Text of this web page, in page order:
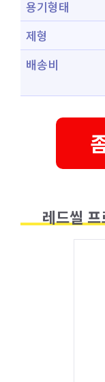
용기형태
제형
배송비
레드씰